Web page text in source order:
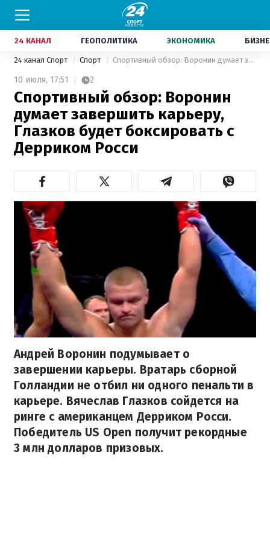
24 КАНАЛ ГЕОПОЛИТИКА ЭКОНОМИКА
24 канал Спорт Спорт Спортивный обзор: Воронин думает завершить карьеру, Глазков будет боксировать с Дерриком Росси
10 июля, 17:51 2
Спортивный обзор: Воронин
думает завершить карьеру,
Глазков будет боксировать с
Дерриком Росси
Андрей Воронин подумывает о
завершении карьеры. Вратарь сборной
Голландии не отбил ни одного пенальти в
карьере. Вячеслав Глазков сойдется на
ринге с американцем Дерриком Росси.
Победитель US Open получит рекордные
3 млн долларов призовых.